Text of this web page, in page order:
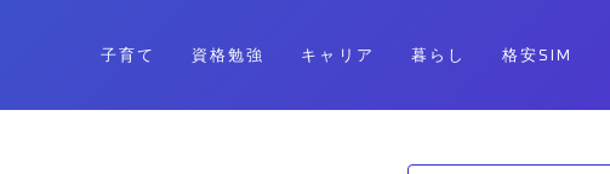
子育て 資格勉強 キャリア 暮らし 格安SIM